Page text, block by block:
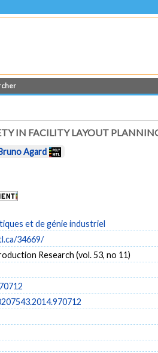
IN FACILITY LAYOUT
Agard
et de génie industriel
34669/
Research (vol. 53, no 11)